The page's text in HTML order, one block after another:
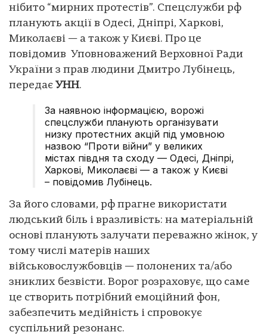
нібито “мирних протестів”. Спецслужби рф
планують акції в Одесі, Дніпрі, Харкові,
Миколаєві — а також у Києві. Про це
повідомив Уповноважений Верховної Ради
України з прав людини Дмитро Лубінець,
передає УНН.
За наявною інформацією, ворожі
спецслужби планують організувати
низку протестних акцій під умовною
назвою “Проти війни” у великих
містах півдня та сходу — Одесі, Дніпрі,
Харкові, Миколаєві — а також у Києві
– повідомив Лубінець.
За його словами, рф прагне використати
людський біль і вразливість: на матеріальній
основі планують залучати переважно жінок, у
тому числі матерів наших
військовослужбовців — полонених та/або
зниклих безвісти. Ворог розраховує, що саме
це створить потрібний емоційний фон,
забезпечить медійність і спровокує
суспільний резонанс.